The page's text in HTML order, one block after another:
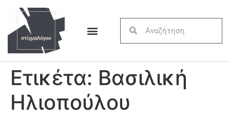
Ετικέτα: Βασιλική
Ηλιοπούλου